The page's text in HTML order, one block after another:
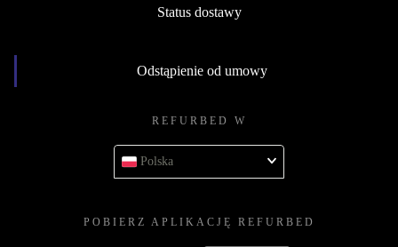
Status dostawy
Odstąpienie od umowy
REFURBED W
Polska
POBIERZ APLIKACJĘ REFURBED